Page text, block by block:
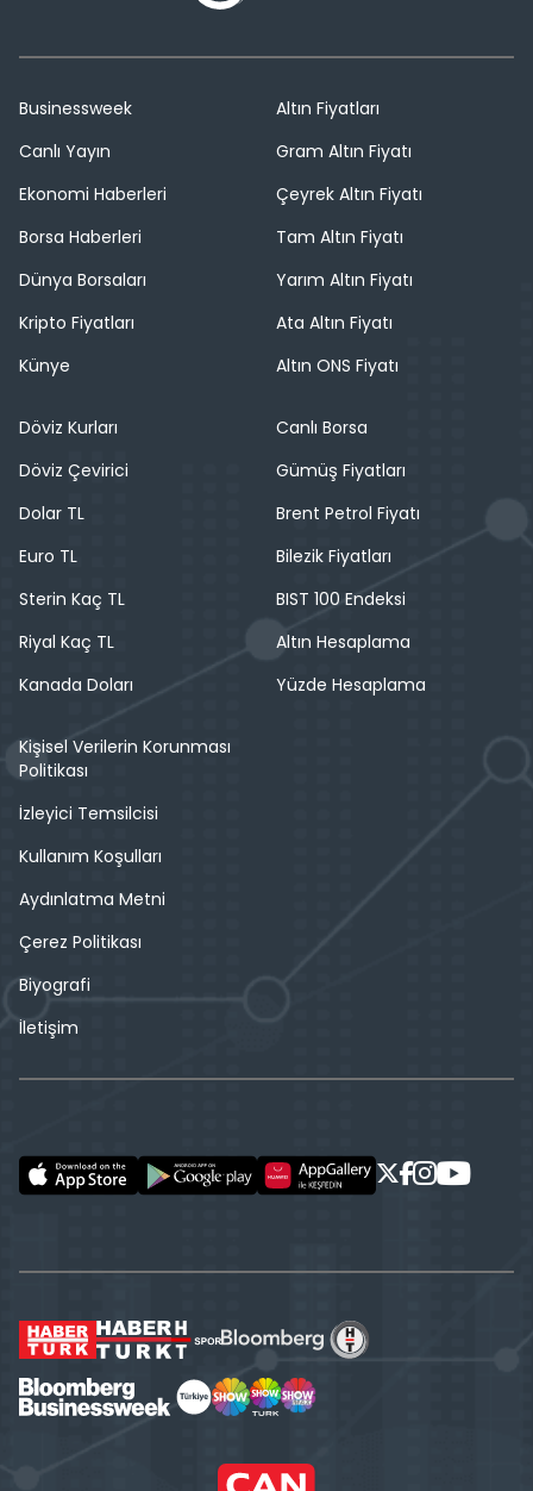
Businessweek
Canlı Yayın
Ekonomi Haberleri
Borsa Haberleri
Dünya Borsaları
Kripto Fiyatları
Künye
Altın Fiyatları
Gram Altın Fiyatı
Çeyrek Altın Fiyatı
Tam Altın Fiyatı
Yarım Altın Fiyatı
Ata Altın Fiyatı
Altın ONS Fiyatı
Döviz Kurları
Döviz Çevirici
Dolar TL
Euro TL
Sterin Kaç TL
Riyal Kaç TL
Kanada Doları
Canlı Borsa
Gümüş Fiyatları
Brent Petrol Fiyatı
Bilezik Fiyatları
BIST 100 Endeksi
Altın Hesaplama
Yüzde Hesaplama
Kişisel Verilerin Korunması
Politikası
İzleyici Temsilcisi
Kullanım Koşulları
Aydınlatma Metni
Çerez Politikası
Biyografi
İletişim